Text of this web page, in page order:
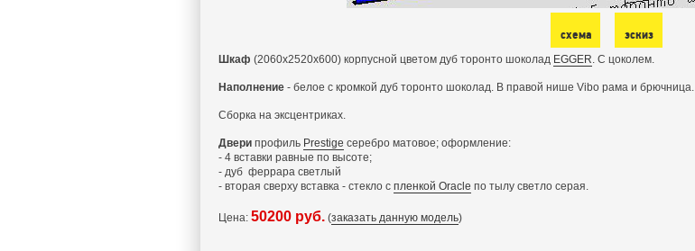
схема эскиз
Шкаф (2060x2520x600) корпусной цветом дуб торонто шоколад EGGER. С цоколем.
Наполнение - белое с кромкой дуб торонто шоколад. В правой нише Vibo рама и брючница.
Сборка на эксцентриках.
Двери профиль Prestige серебро матовое; оформление:
- 4 вставки равные по высоте;
- дуб феррара светлый
- вторая сверху вставка - стекло с пленкой Oracle по тылу светло серая.
Цена: 50200 руб. (заказать данную модель)